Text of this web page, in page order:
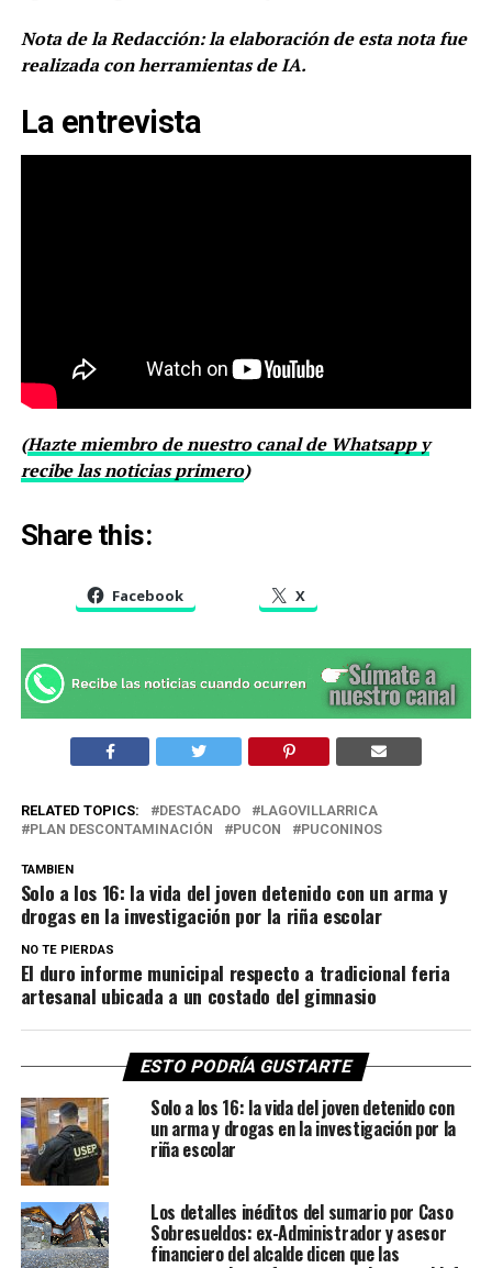
Nota de la Redacción: la elaboración de esta nota fue
realizada con herramientas de IA.
La entrevista
(Hazte miembro de nuestro canal de Whatsapp y
recibe las noticias primero)
Share this:
Facebook X
RELATED TOPICS: DESTACADO
LAGOVILLARRICA
PLAN DESCONTAMINACIÓN
PUCON PUCONINOS
TAMBIEN
Solo a los 16: la vida del joven detenido con un arma y
drogas en la investigación por la riña escolar
NO TE PIERDAS
El duro informe municipal respecto a tradicional feria
artesanal ubicada a un costado del gimnasio
ESTO PODRÍA GUSTARTE
Solo a los 16: la vida del joven detenido con
un arma y drogas en la investigación por la
riña escolar
Los detalles inéditos del sumario por Caso
Sobresueldos: ex-Administrador y asesor
financiero del alcalde dicen que las